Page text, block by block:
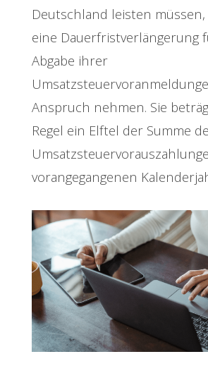
Deutschland leisten
eine Dauerfristverlängerung
Abgabe ihrer
Anspruch nehmen. Sie
Regel ein Elftel der Summe
vorangegangenen